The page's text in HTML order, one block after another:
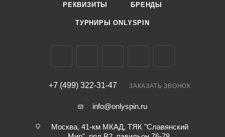
РЕКВИЗИТЫ БРЕНДЫ
ТУРНИРЫ ONLYSPIN
+7 (499) 322-31-47 ЗАКАЗАТЬ ЗВОНОК
info@onlyspin.ru
Москва, 41-км МКАД, ТЯК "Славянский